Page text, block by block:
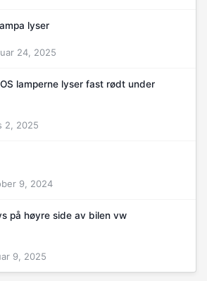
lyser
24, 2025
lamperne lyser fast rødt under
2, 2025
9, 2024
på høyre side av bilen vw
9, 2025